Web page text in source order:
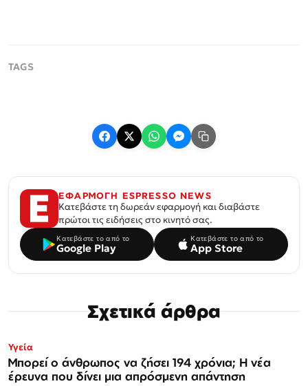
ΕΦΑΡΜΟΓΗ ESPRESSO NEWS
Κατεβάστε τη δωρεάν εφαρμογή και διαβάστε
πρώτοι τις ειδήσεις στο κινητό σας.
Κατεβάστε το από το
Google Play
Κατεβάστε το από το
App Store
Σχετικά άρθρα
Υγεία
Μπορεί ο άνθρωπος να ζήσει 194 χρόνια; Η νέα
έρευνα που δίνει μια απρόσμενη απάντηση